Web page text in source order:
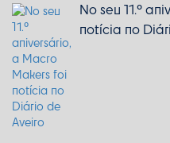
No seu 11.º
notícia no